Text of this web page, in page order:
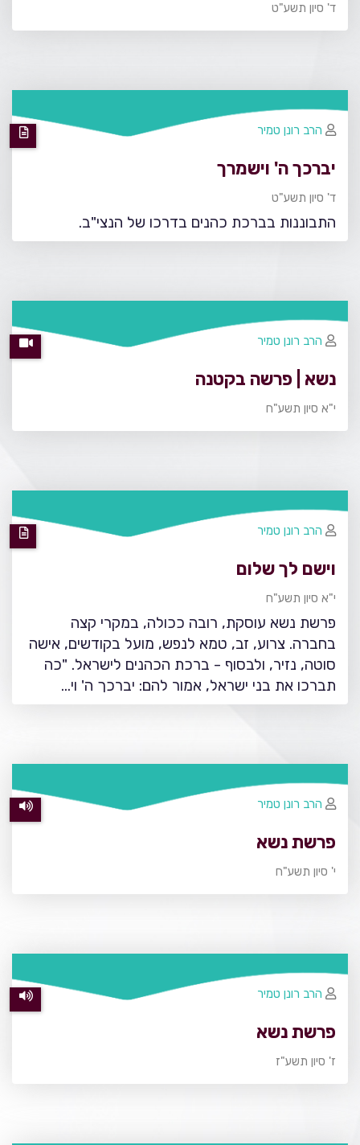
ד' סיון תשע"ט
יברכך ה' וישמרך
ד' סיון תשע"ט
התבוננות בברכת כהנים בדרכו של הנצי"ב.
הרב רונן טמיר
נשא | פרשה בקטנה
י"א סיון תשע"ח
הרב רונן טמיר
וישם לך שלום
י"א סיון תשע"ח
פרשת נשא עוסקת, רובה ככולה, במקרי קצה
בחברה. צרוע, זב, טמא לנפש, מועל בקודשים, אישה
סוטה, נזיר, ולבסוף - ברכת הכהנים לישראל. "כה
תברכו את בני ישראל, אמור להם: יברכך ה' וי…
הרב רונן טמיר
פרשת נשא
י' סיון תשע"ח
הרב רונן טמיר
פרשת נשא
ז' סיון תשע"ז
הרב רונן טמיר